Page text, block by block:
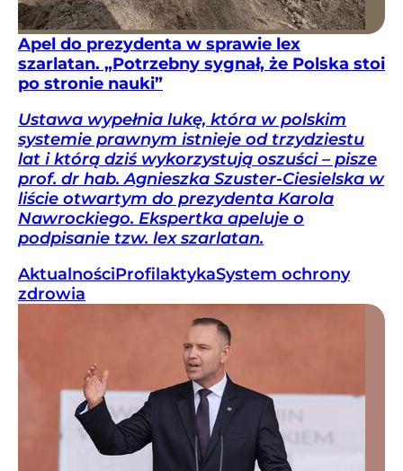
Apel do prezydenta w sprawie lex
szarlatan. „Potrzebny sygnał, że Polska stoi
po stronie nauki”
Ustawa wypełnia lukę, która w polskim
systemie prawnym istnieje od trzydziestu
lat i którą dziś wykorzystują oszuści – pisze
prof. dr hab. Agnieszka Szuster-Ciesielska w
liście otwartym do prezydenta Karola
Nawrockiego. Ekspertka apeluje o
podpisanie tzw. lex szarlatan.
AktualnościProfilaktykaSystem ochrony
zdrowia